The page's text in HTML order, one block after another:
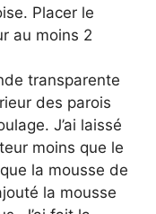
Placer le
au moins 2
transparente
des parois
J’ai laissé
moins que le
la mousse de
la mousse